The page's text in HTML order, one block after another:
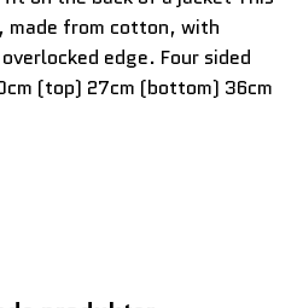
made from cotton, with
edge. Four sided
(top) 27cm (bottom) 36cm